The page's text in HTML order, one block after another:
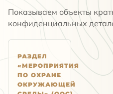
Показываем объекты
конфиденциальных
РАЗДЕЛ
«МЕРОПРИЯТИЯ
ПО ОХРАНЕ
ОКРУЖАЮЩЕЙ